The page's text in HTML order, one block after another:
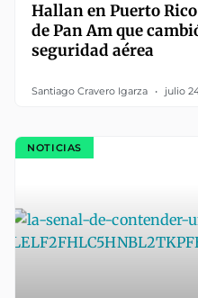
Hallan en Puerto
de Pan Am que
seguridad aérea
Santiago Cravero Igarza julio
NOTICIAS